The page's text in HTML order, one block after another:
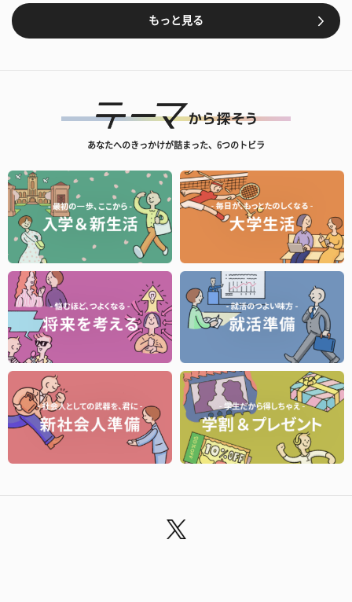
もっと見る
あなたへのきっかけが詰まった、6つのトビラ